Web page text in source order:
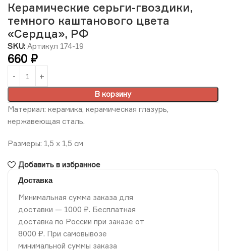
Керамические серьги-гвоздики,
темного каштанового цвета
«Сердца», РФ
SKU: Артикул 174-19
660 ₽
В корзину
Материал: керамика, керамическая глазурь,
нержавеющая сталь.
Размеры: 1,5 х 1,5 см
Добавить в избранное
Доставка
Минимальная сумма заказа для
доставки — 1000 ₽. Бесплатная
доставка по России при заказе от
8000 ₽. При самовывозе
минимальной суммы заказа